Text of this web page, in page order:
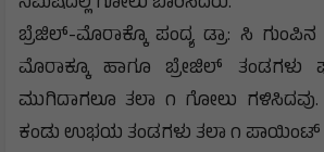
ಬ್ರೆಜಿಲ್-ಮೊರಾಕ್ಕೊ ಪಂದ್ಯ ಡ್ರಾ: ಸಿ ಗುಂಪಿನ
ಮೊರಾಕ್ಕೂ ಹಾಗೂ ಬ್ರೇಜಿಲ್
ಮುಗಿದಾಗಲೂ ತಲಾ ೧ ಗೋಲು ಗಳಿಸಿದವು.
ಕಂಡು ಉಭಯ ತಂಡಗಳು ತಲಾ ೧ ಪಾಯಿಂಟ್